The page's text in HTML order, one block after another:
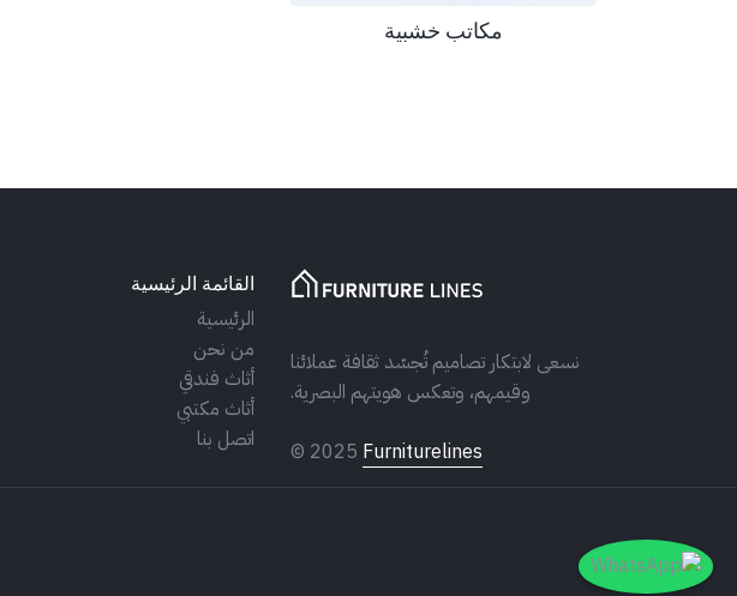
مكاتب خشبية
نسعى لابتكار تصاميم تُجسّد ثقافة عملائنا
وقيمهم، وتعكس هويتهم البصرية.
© 2025 Furniturelines
القائمة الرئيسية
الرئيسية
من نحن
أثاث فندقي
أثاث مكتبي
اتصل بنا